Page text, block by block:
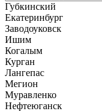
Губкинский
Екатеринбург
Заводоуковск
Ишим
Когалым
Курган
Лангепас
Мегион
Муравленко
Нефтеюганск